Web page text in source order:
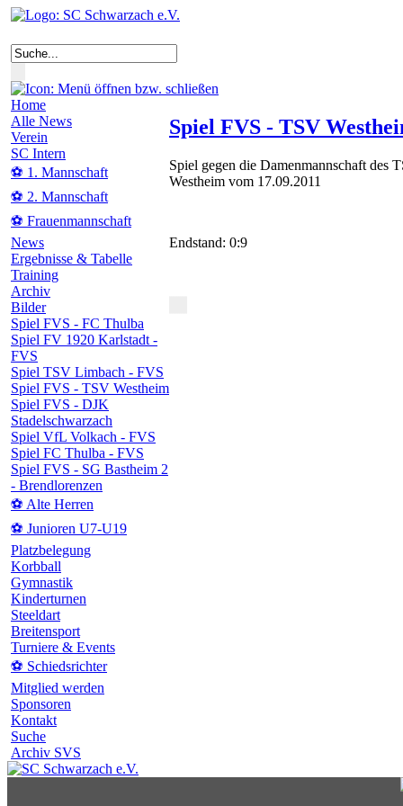
Home
Alle News
Verein
SC Intern
⚽ 1. Mannschaft
⚽ 2. Mannschaft
⚽ Frauenmannschaft
News
Ergebnisse & Tabelle
Training
Archiv
Bilder
Spiel FVS - FC Thulba
Spiel FV 1920 Karlstadt -
FVS
Spiel TSV Limbach - FVS
Spiel FVS - TSV Westheim
Spiel FVS - DJK
Stadelschwarzach
Spiel VfL Volkach - FVS
Spiel FC Thulba - FVS
Spiel FVS - SG Bastheim 2
- Brendlorenzen
⚽ Alte Herren
⚽ Junioren U7-U19
Platzbelegung
Korbball
Gymnastik
Kinderturnen
Steeldart
Breitensport
Turniere & Events
⚽ Schiedsrichter
Mitglied werden
Sponsoren
Kontakt
Suche
Archiv SVS
Spiel FVS - TSV
Spiel gegen die Damenmannschaft des
Westheim vom 17.09.2011
Endstand: 0:9